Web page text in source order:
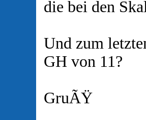
die bei den
Und zum
GH von 11?
GruÃŸ